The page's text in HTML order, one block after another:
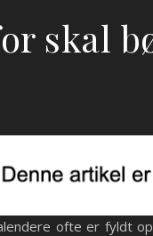
skal
ofte er fyldt